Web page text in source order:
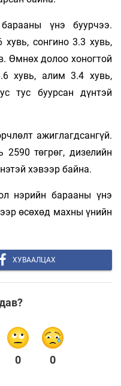
үнэ буурчээ.
сонгино 3.3 хувь,
Өмнөх долоо хоногтой
хувь, алим 3.4 хувь,
тус буурсан дүнтэй
ажиглагдсангүй.
2590 төгрөг, дизелийн
хэвээр байна.
нэрийн барааны үнэ
өсөхөд махны үнийн
ХУВААЛЦАХ
0 0